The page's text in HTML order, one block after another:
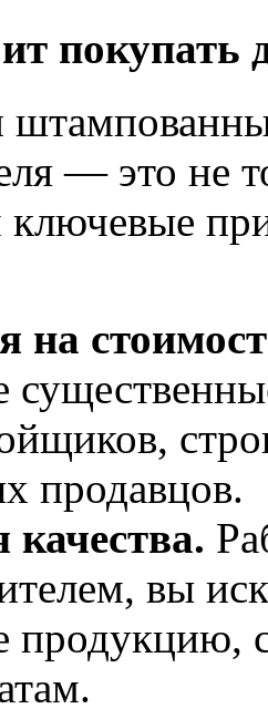
покупать
— это не
ключевые
на
продавцов.
качества.
вы
продукцию,